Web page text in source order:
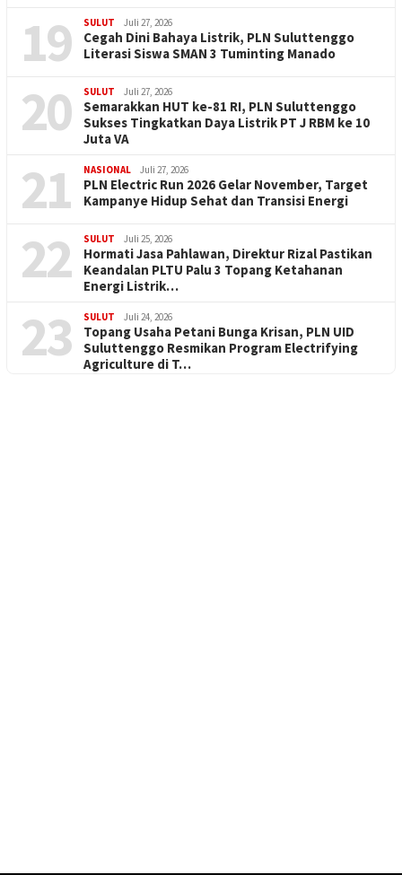
19 SULUT Juli 27, 2026
Cegah Dini Bahaya Listrik, PLN Suluttenggo
Literasi Siswa SMAN 3 Tuminting Manado
20 SULUT Juli 27, 2026
Semarakkan HUT ke-81 RI, PLN Suluttenggo
Sukses Tingkatkan Daya Listrik PT J RBM ke 10
Juta VA
21 NASIONAL Juli 27, 2026
PLN Electric Run 2026 Gelar November, Target
Kampanye Hidup Sehat dan Transisi Energi
22 SULUT Juli 25, 2026
Hormati Jasa Pahlawan, Direktur Rizal Pastikan
Keandalan PLTU Palu 3 Topang Ketahanan
Energi Listrik…
23 SULUT Juli 24, 2026
Topang Usaha Petani Bunga Krisan, PLN UID
Suluttenggo Resmikan Program Electrifying
Agriculture di T…